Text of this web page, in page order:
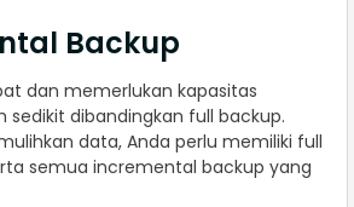
Backup
dan memerlukan kapasitas
sedikit dibandingkan full backup.
data, Anda perlu memiliki full
semua incremental backup yang